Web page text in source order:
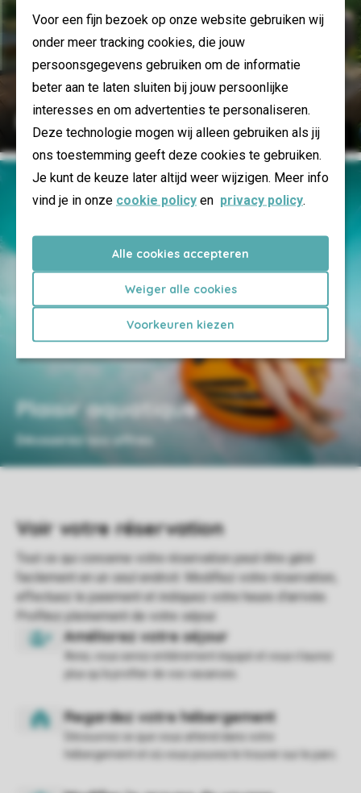
Voor een fijn bezoek op onze website gebruiken wij
onder meer tracking cookies, die jouw
persoonsgegevens gebruiken om de informatie
beter aan te laten sluiten bij jouw persoonlijke
interesses en om advertenties te personaliseren.
Deze technologie mogen wij alleen gebruiken als jij
ons toestemming geeft deze cookies te gebruiken.
Je kunt de keuze later altijd weer wijzigen. Meer info
vind je in onze cookie policy en privacy policy.
Alle cookies accepteren
Weiger alle cookies
Voorkeuren kiezen
Plus de luxe
Plaisir aquatique
Découvrez nos offres
Ainsi, vous serez entièrement équipé et vous n'aurez
plus qu'à profiter de vos vacances.
Découvrez ce que vous attend dans votre
hébergement et où vous pouvez le trouver sur le parc.